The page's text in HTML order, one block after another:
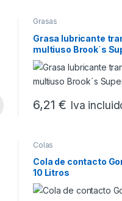
Grasas
Grasa lubricante
multiuso Brook´s
200 gr
6,21€ Iva
Colas
Cola de contacto
10 Litros